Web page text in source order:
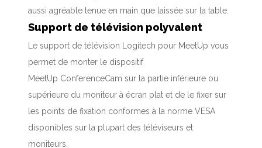
aussi agréable tenue en main que laissée sur la table.
Support de télévision polyvalent
Le support de télévision Logitech pour MeetUp vous
permet de monter le dispositif
MeetUp ConferenceCam sur la partie inférieure ou
supérieure du moniteur à écran plat et de le fixer sur
les points de fixation conformes à la norme VESA
disponibles sur la plupart des téléviseurs et
moniteurs.